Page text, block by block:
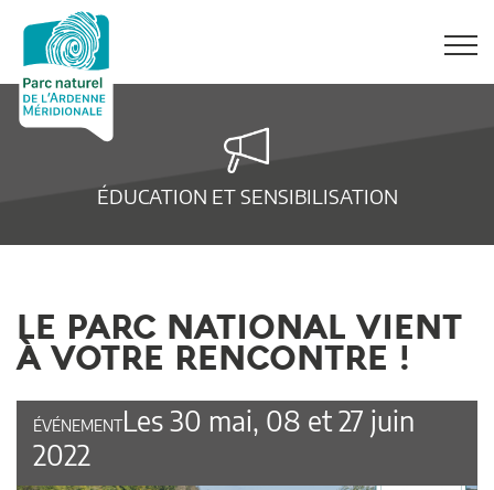
ÉDUCATION ET SENSIBILISATION
LE PARC NATIONAL VIENT
À VOTRE RENCONTRE !
ÉVÉNEMENTLes 30 mai, 08 et 27 juin
2022